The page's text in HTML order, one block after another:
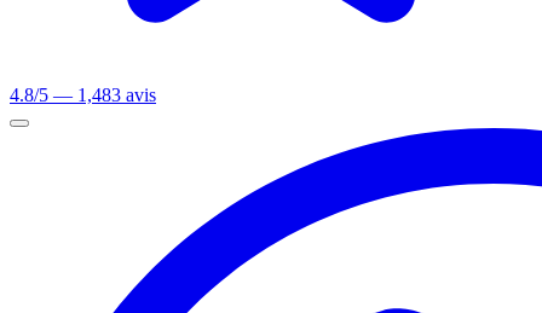
4.8/5 — 1,483 avis
Ouvrir le menu